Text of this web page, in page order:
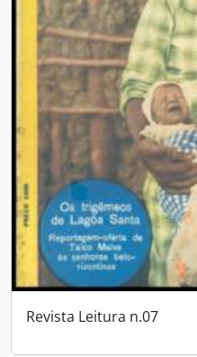
Revista Leitura n.07